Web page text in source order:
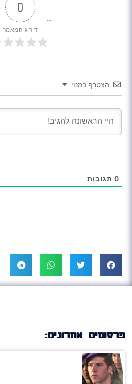
0
דירוג המאמר
הצטרף כמנוי
0 תגובות
פרסומים אחרונים: